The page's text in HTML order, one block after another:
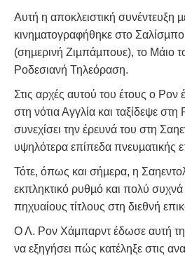
Αυτή η αποκλειστική συνέντευξη
κινηµατογραφήθηκε στο
(σηµερινή Ζιµπάµπουε), το Μάιο
Ροδεσιανή Τηλεόραση.
Στις αρχές αυτού του έτους ο Ρον
στη νότια Αγγλία και ταξίδεψε στη
συνεχίσει την έρευνά του στη
υψηλότερα επίπεδα πνευµατικής
Τότε, όπως και σήµερα, η
εκπληκτικό ρυθµό και πολύ συχνά
πηχυαίους τίτλους στη διεθνή
Ο Λ. Ρον Χάμπαρντ έδωσε αυτή
να εξηγήσει πώς κατέληξε στις